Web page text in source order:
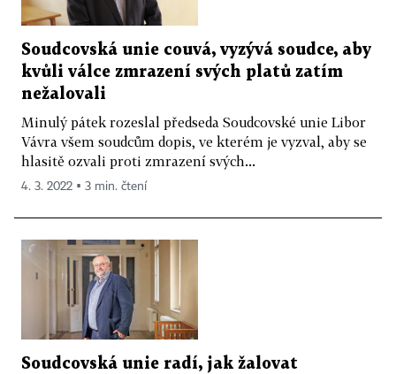
Soudcovská unie couvá, vyzývá soudce, aby
kvůli válce zmrazení svých platů zatím
nežalovali
Minulý pátek rozeslal předseda Soudcovské unie Libor
Vávra všem soudcům dopis, ve kterém je vyzval, aby se
hlasitě ozvali proti zmrazení svých...
4. 3. 2022 ▪ 3 min. čtení
Soudcovská unie radí, jak žalovat